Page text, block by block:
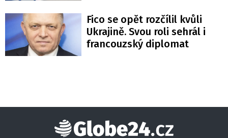
Fico se opět rozčílil kvůli
Ukrajině. Svou roli sehrál i
francouzský diplomat
Globe24